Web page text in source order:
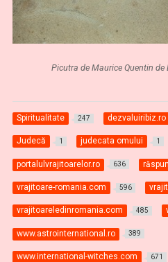
Picutra de Maurice Quentin de
Spiritualitate 247 dezvaluiribiz.ro
Judecă 1 judecata omului 1
portalulvrajitoarelor.ro 636
vrajitoare-romania.com 596
vrajitoareledinromania.com 485
www.astrointernational.ro 389
www.international-witches.com 671